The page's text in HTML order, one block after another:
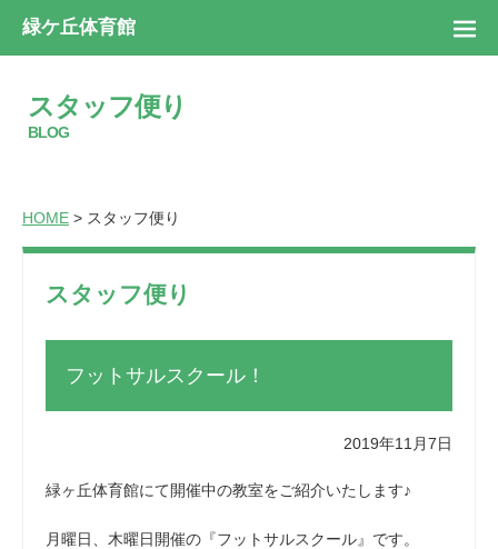
緑ケ丘体育館
スタッフ便り
BLOG
HOME > スタッフ便り
スタッフ便り
フットサルスクール！
2019年11月7日
緑ヶ丘体育館にて開催中の教室をご紹介いたします♪
月曜日、木曜日開催の『フットサルスクール』です。